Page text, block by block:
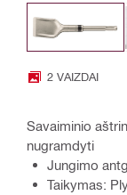
2 VAIZDAI
Savaiminio
nugramdyti
Jungimo
Taikymas: